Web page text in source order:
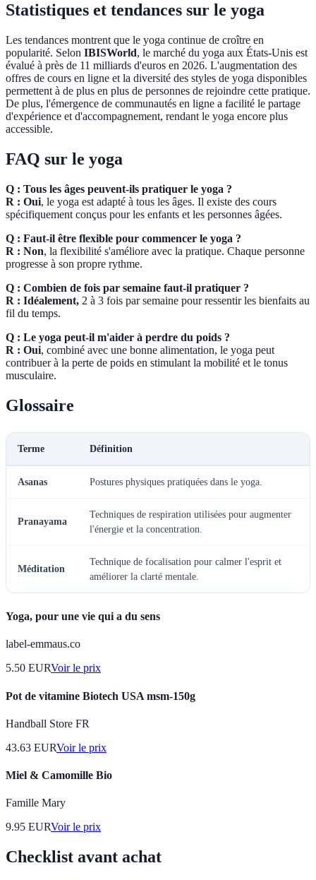
Statistiques et tendances sur le yoga
Les tendances montrent que le yoga continue de croître en
popularité. Selon IBISWorld, le marché du yoga aux États-Unis est
évalué à près de 11 milliards d'euros en 2026. L'augmentation des
offres de cours en ligne et la diversité des styles de yoga disponibles
permettent à de plus en plus de personnes de rejoindre cette pratique.
De plus, l'émergence de communautés en ligne a facilité le partage
d'expérience et d'accompagnement, rendant le yoga encore plus
accessible.
FAQ sur le yoga
Q : Tous les âges peuvent-ils pratiquer le yoga ?
R : Oui, le yoga est adapté à tous les âges. Il existe des cours
spécifiquement conçus pour les enfants et les personnes âgées.
Q : Faut-il être flexible pour commencer le yoga ?
R : Non, la flexibilité s'améliore avec la pratique. Chaque personne
progresse à son propre rythme.
Q : Combien de fois par semaine faut-il pratiquer ?
R : Idéalement, 2 à 3 fois par semaine pour ressentir les bienfaits au
fil du temps.
Q : Le yoga peut-il m'aider à perdre du poids ?
R : Oui, combiné avec une bonne alimentation, le yoga peut
contribuer à la perte de poids en stimulant la mobilité et le tonus
musculaire.
Glossaire
Terme Définition
Asanas Postures physiques pratiquées dans le yoga.
Pranayama
Techniques de respiration utilisées pour augmenter
l'énergie et la concentration.
Méditation
Technique de focalisation pour calmer l'esprit et
améliorer la clarté mentale.
Yoga, pour une vie qui a du sens
label-emmaus.co
5.50 EURVoir le prix
Pot de vitamine Biotech USA msm-150g
Handball Store FR
43.63 EURVoir le prix
Miel & Camomille Bio
Famille Mary
9.95 EURVoir le prix
Checklist avant achat